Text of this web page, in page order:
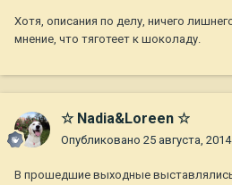
Хотя, описания по делу, ничего
мнение, что тяготеет к шоколаду.
☆ Nadia&Loreen ☆
Опубликовано 25 августа, 2014
В прошедшие выходные выставлялись